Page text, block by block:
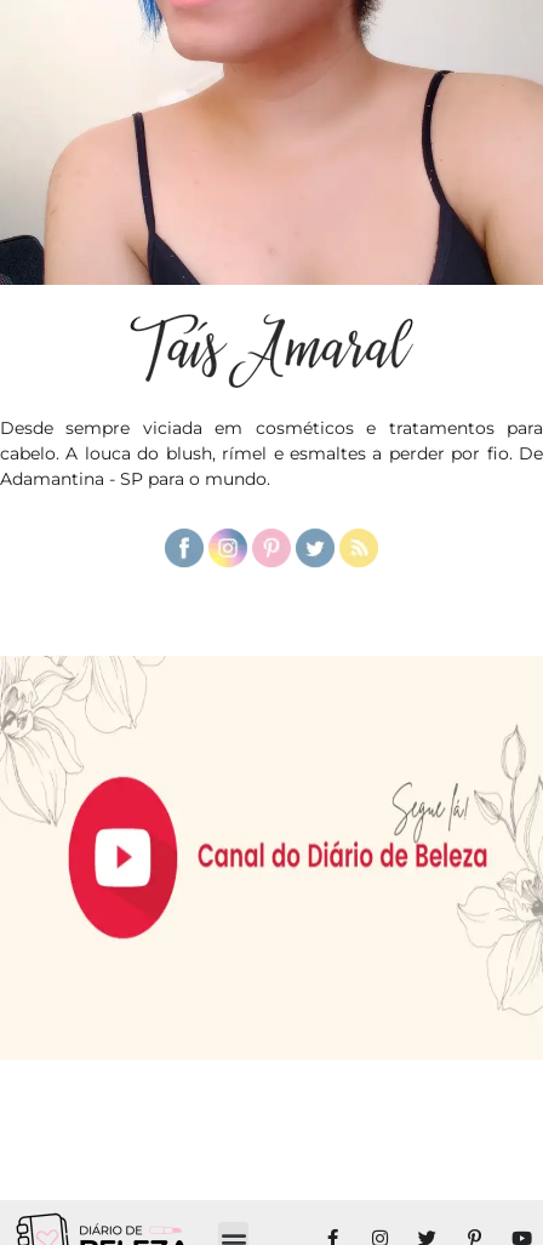
Desde sempre viciada em cosméticos e tratamentos para
cabelo. A louca do blush, rímel e esmaltes a perder por fio. De
Adamantina - SP para o mundo.